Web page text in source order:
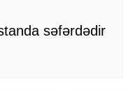
səfərdədir